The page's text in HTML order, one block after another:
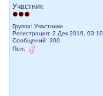
Участник
Группа: Участники
Регистрация: 2 Дек 2016, 03:10
Сообщений: 300
Пол: